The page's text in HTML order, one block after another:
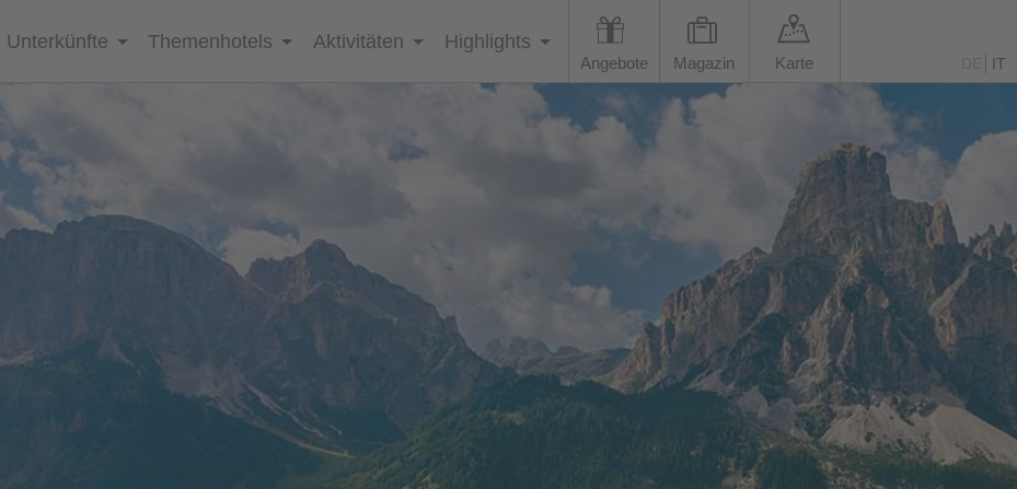
Unterkünfte Themenhotels Aktivitäten Highlights
Angebote Magazin Karte IT